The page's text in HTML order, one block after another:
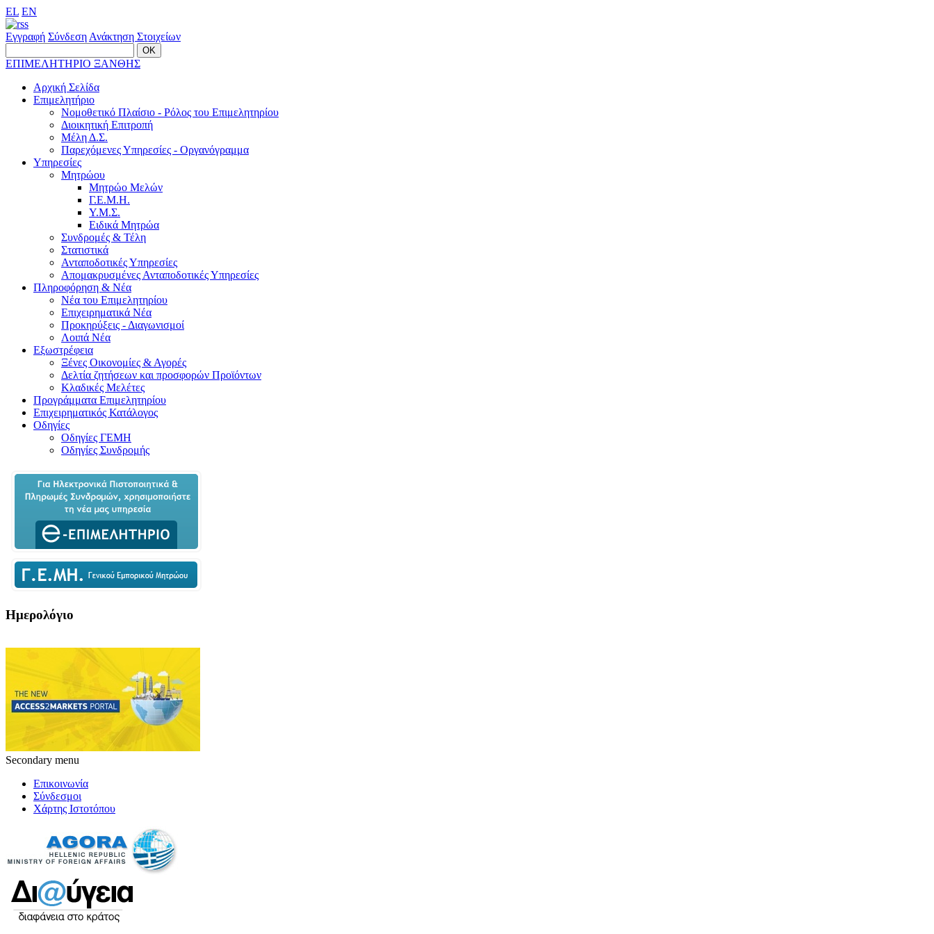
EL EN
Εγγραφή Σύνδεση Ανάκτηση Στοιχείων
ΕΠΙΜΕΛΗΤΗΡΙΟ ΞΑΝΘΗΣ
Αρχική Σελίδα
Επιμελητήριο
Νομοθετικό Πλαίσιο - Ρόλος του Επιμελητηρίου
Διοικητική Επιτροπή
Μέλη Δ.Σ.
Παρεχόμενες Υπηρεσίες - Οργανόγραμμα
Υπηρεσίες
Μητρώου
Μητρώο Μελών
Γ.Ε.Μ.Η.
Υ.Μ.Σ.
Ειδικά Μητρώα
Συνδρομές & Τέλη
Στατιστικά
Ανταποδοτικές Υπηρεσίες
Απομακρυσμένες Ανταποδοτικές Υπηρεσίες
Πληροφόρηση & Νέα
Νέα του Επιμελητηρίου
Επιχειρηματικά Νέα
Προκηρύξεις - Διαγωνισμοί
Λοιπά Νέα
Εξωστρέφεια
Ξένες Οικονομίες & Αγορές
Δελτία ζητήσεων και προσφορών Προϊόντων
Κλαδικές Μελέτες
Προγράμματα Επιμελητηρίου
Επιχειρηματικός Κατάλογος
Οδηγίες
Οδηγίες ΓΕΜΗ
Οδηγίες Συνδρομής
Ημερολόγιο
Secondary menu
Επικοινωνία
Σύνδεσμοι
Χάρτης Ιστοτόπου